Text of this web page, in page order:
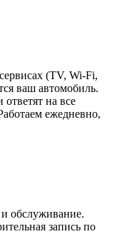
(TV, Wi-Fi,
ваш автомобиль.
на все
ежедневно,
обслуживание.
запись по